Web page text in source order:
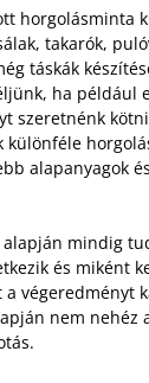
horgolásminta
takarók,
táskák
ha például
szeretnénk
különféle
alapanyagok
mindig
és miként
a végeredményt
nem nehéz